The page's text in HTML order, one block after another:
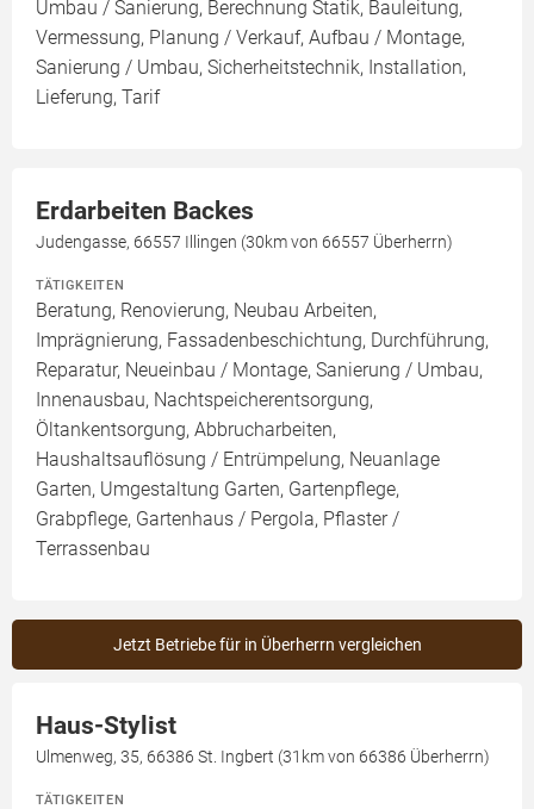
Umbau / Sanierung, Berechnung Statik, Bauleitung,
Vermessung, Planung / Verkauf, Aufbau / Montage,
Sanierung / Umbau, Sicherheitstechnik, Installation,
Lieferung, Tarif
Erdarbeiten Backes
Judengasse, 66557 Illingen (30km von 66557 Überherrn)
TÄTIGKEITEN
Beratung, Renovierung, Neubau Arbeiten,
Imprägnierung, Fassadenbeschichtung, Durchführung,
Reparatur, Neueinbau / Montage, Sanierung / Umbau,
Innenausbau, Nachtspeicherentsorgung,
Öltankentsorgung, Abbrucharbeiten,
Haushaltsauflösung / Entrümpelung, Neuanlage
Garten, Umgestaltung Garten, Gartenpflege,
Grabpflege, Gartenhaus / Pergola, Pflaster /
Terrassenbau
Jetzt Betriebe für in Überherrn vergleichen
Haus-Stylist
Ulmenweg, 35, 66386 St. Ingbert (31km von 66386 Überherrn)
TÄTIGKEITEN